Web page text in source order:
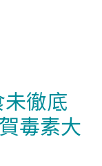
徹底
毒素大